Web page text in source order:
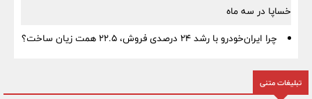
خساپا در سه ماه
چرا ایران‌خودرو با رشد ۲۴ درصدی فروش، ۲۲.۵ همت زیان ساخت؟
تبلیغات متنی